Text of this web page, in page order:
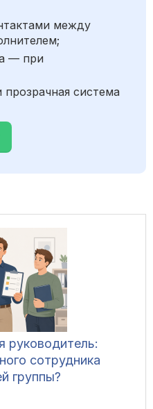
между
— при
система
руководитель:
сотрудника
группы?